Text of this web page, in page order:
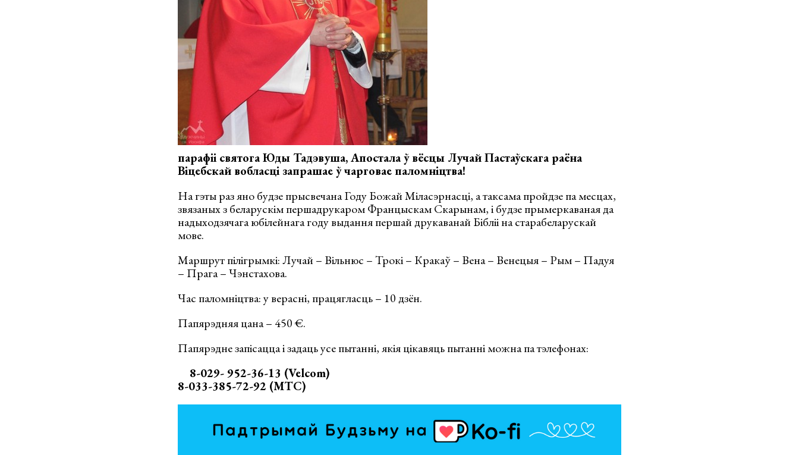
парафіі святога Юды Тадэвуша, Апостала ў вёсцы Лучай Пастаўскага раёна
Віцебскай вобласці запрашае ў чарговае паломніцтва!
На гэты раз яно будзе прысвечана Году Божай Міласэрнасці, а таксама пройдзе па месцах,
звязаных з беларускім першадрукаром Францыскам Скарынам, і будзе прымеркаваная да
надыходзячага юбілейнага году выдання першай друкаванай Бібліі на старабеларускай
мове.
Маршрут пілігрымкі: Лучай – Вільнюс – Трокі – Кракаў – Вена – Венецыя – Рым – Падуя
– Прага – Чэнстахова.
Час паломніцтва: у верасні, працягласць – 10 дзён.
Папярэдняя цана – 450 €.
Папярэдне запісацца і задаць усе пытанні, якія цікавяць пытанні можна па тэлефонах:
8-029- 952-36-13 (Velcom)
8-033-385-72-92 (МТС)